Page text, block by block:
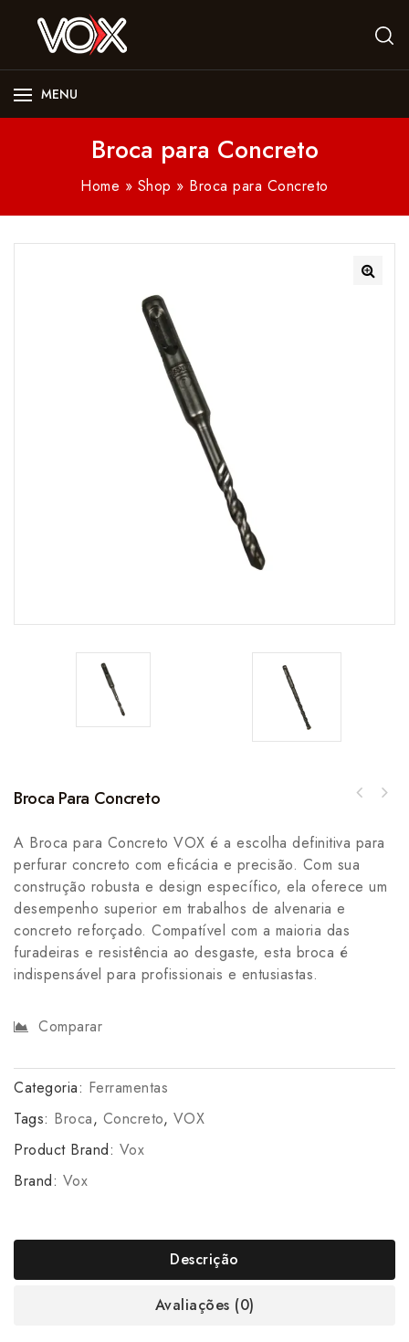
MENU
Broca para Concreto
Home » Shop » Broca para Concreto
Broca Para Concreto
A Broca para Concreto VOX é a escolha definitiva para
perfurar concreto com eficácia e precisão. Com sua
construção robusta e design específico, ela oferece um
desempenho superior em trabalhos de alvenaria e
concreto reforçado. Compatível com a maioria das
furadeiras e resistência ao desgaste, esta broca é
indispensável para profissionais e entusiastas.
Comparar
Categoria: Ferramentas
Tags: Broca, Concreto, VOX
Product Brand: Vox
Brand: Vox
Descrição
Avaliações (0)